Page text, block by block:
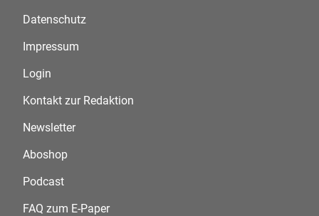
Datenschutz
Impressum
Login
Kontakt zur Redaktion
Newsletter
Aboshop
Podcast
FAQ zum E-Paper